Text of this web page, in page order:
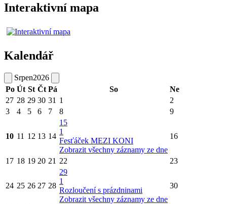
Interaktivní mapa
Kalendář
Srpen2026
Po Út St Čt Pá So
Ne
27 28 29 30 31 1
2
3
4 5 6 7 8 9
10 11 12 13 14
15
1
Fesťáček MEZI KONI
Zobrazit všechny záznamy ze dne
16
17 18 19 20 21 22 23
24 25 26 27 28
29
1
Rozloučení s prázdninami
Zobrazit všechny záznamy ze dne
30